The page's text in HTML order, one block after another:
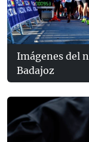
Imágenes del
Badajoz